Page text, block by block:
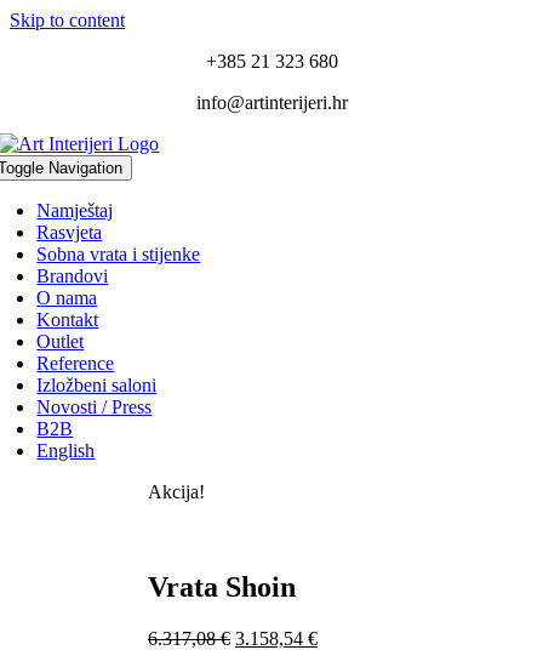
Skip to content
+385 21 323 680
info@artinterijeri.hr
Navigation
Namještaj
Rasvjeta
Sobna vrata i stijenke
Brandovi
O nama
Kontakt
Outlet
Reference
Izložbeni saloni
Novosti / Press
B2B
English
Akcija!
Vrata Shoin
6.317,08€ 3.158,54 €